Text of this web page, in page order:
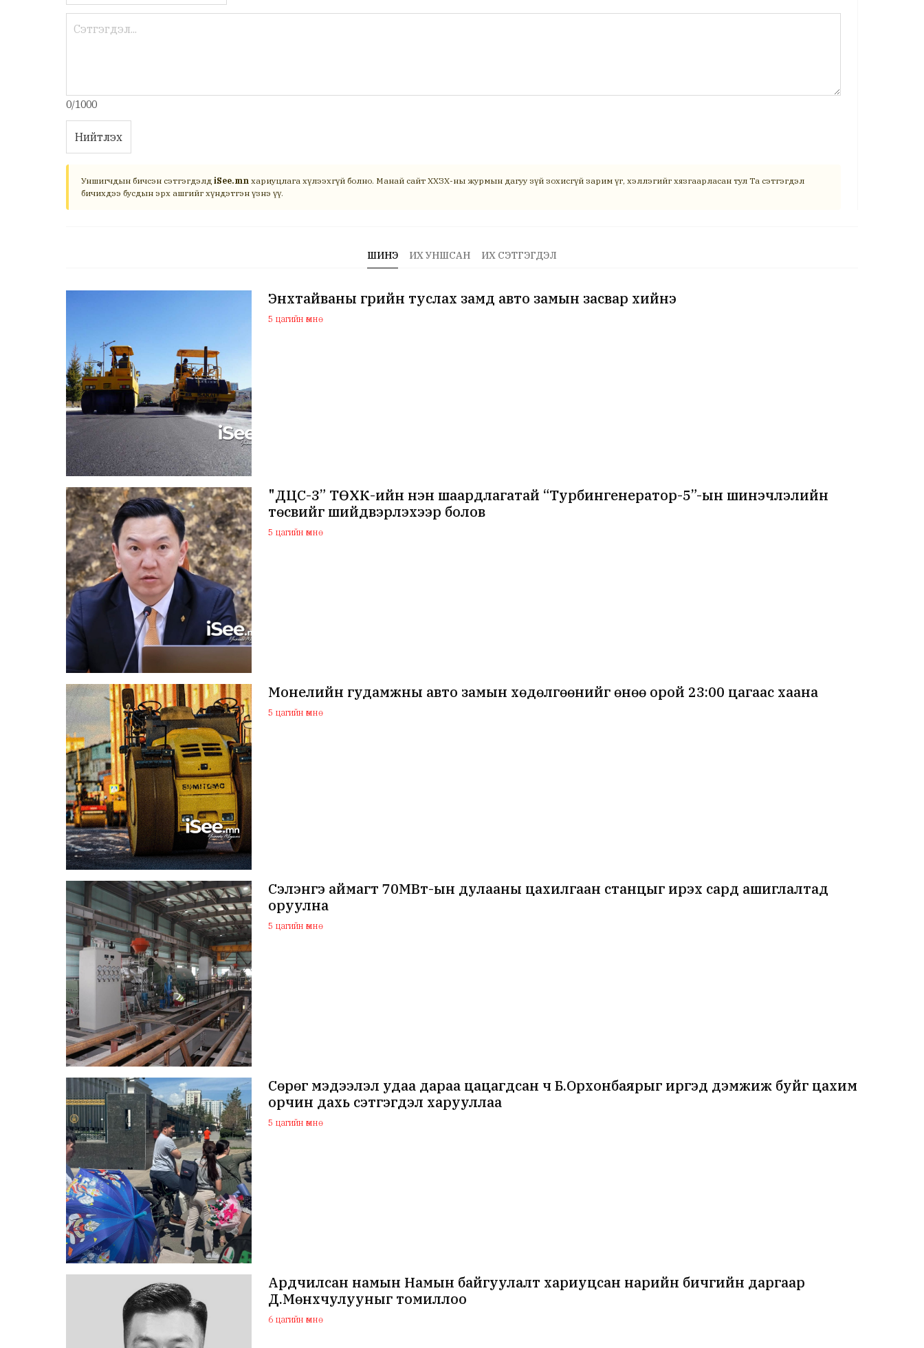
0/1000
Нийтлэх
Уншигчдын бичсэн сэтгэгдэлд iSee.mn хариуцлага хүлээхгүй болно. Манай сайт ХХЗХ-ны журмын дагуу зүй зохисгүй зарим үг, хэллэгийг хязгаарласан тул Та сэтгэгдэл
бичихдээ бусдын эрх ашгийг хүндэтгэн үзнэ үү.
ШИНЭ ИХ УНШСАН ИХ СЭТГЭГДЭЛ
Энхтайваны гүүрийн туслах замд авто замын засвар хийнэ
5 цагийн өмнө
"ДЦС-3” ТӨХК-ийн нэн шаардлагатай “Турбингенератор-5”-ын шинэчлэлийн
төсвийг шийдвэрлэхээр болов
5 цагийн өмнө
Монелийн гудамжны авто замын хөдөлгөөнийг өнөө орой 23:00 цагаас хаана
5 цагийн өмнө
Сэлэнгэ аймагт 70МВт-ын дулааны цахилгаан станцыг ирэх сард ашиглалтад
оруулна
5 цагийн өмнө
Сөрөг мэдээлэл удаа дараа цацагдсан ч Б.Орхонбаярыг иргэд дэмжиж буйг цахим
орчин дахь сэтгэгдэл харууллаа
5 цагийн өмнө
Ардчилсан намын Намын байгуулалт хариуцсан нарийн бичгийн даргаар
Д.Мөнхчулууныг томиллоо
6 цагийн өмнө